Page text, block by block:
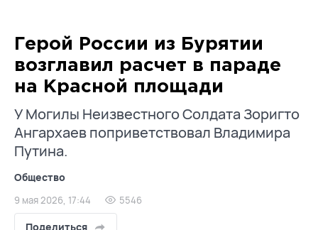
Герой России из Бурятии
возглавил расчет в параде
на Красной площади
У Могилы Неизвестного Солдата Зоригто
Ангархаев поприветствовал Владимира
Путина.
Общество
9 мая 2026, 17:44 5546
Поделиться